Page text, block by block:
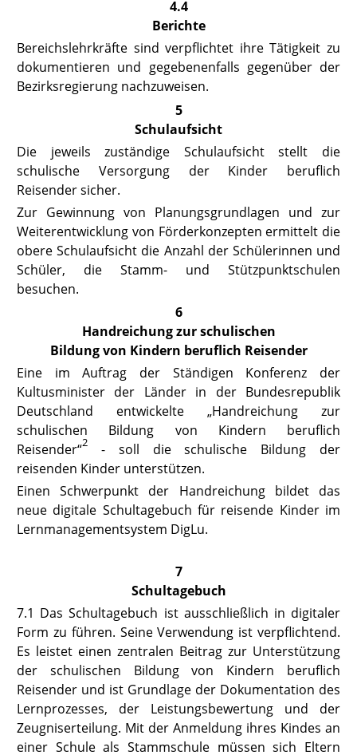
4.4
Berichte
Bereichslehrkräfte sind verpflichtet ihre Tätigkeit zu
dokumentieren und gegebenenfalls gegenüber der
Bezirksregierung nachzuweisen.
5
Schulaufsicht
Die jeweils zuständige Schulaufsicht stellt die
schulische Versorgung der Kinder beruflich
Reisender sicher.
Zur Gewinnung von Planungsgrundlagen und zur
Weiterentwicklung von Förderkonzepten ermittelt die
obere Schulaufsicht die Anzahl der Schülerinnen und
Schüler, die Stamm- und Stützpunktschulen
besuchen.
6
Handreichung zur schulischen
Bildung von Kindern beruflich Reisender
Eine im Auftrag der Ständigen Konferenz der
Kultusminister der Länder in der Bundesrepublik
Deutschland entwickelte „Handreichung zur
schulischen Bildung von Kindern beruflich
Reisender“2
- soll die schulische Bildung der
reisenden Kinder unterstützen.
Einen Schwerpunkt der Handreichung bildet das
neue digitale Schultagebuch für reisende Kinder im
Lernmanagementsystem DigLu.
7
Schultagebuch
7.1 Das Schultagebuch ist ausschließlich in digitaler
Form zu führen. Seine Verwendung ist verpflichtend.
Es leistet einen zentralen Beitrag zur Unterstützung
der schulischen Bildung von Kindern beruflich
Reisender und ist Grundlage der Dokumentation des
Lernprozesses, der Leistungsbewertung und der
Zeugniserteilung. Mit der Anmeldung ihres Kindes an
einer Schule als Stammschule müssen sich Eltern